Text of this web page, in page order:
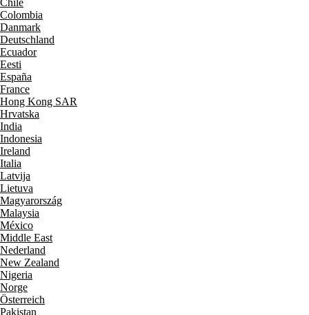
Chile
Colombia
Danmark
Deutschland
Ecuador
Eesti
España
France
Hong Kong SAR
Hrvatska
India
Indonesia
Ireland
Italia
Latvija
Lietuva
Magyarország
Malaysia
México
Middle East
Nederland
New Zealand
Nigeria
Norge
Österreich
Pakistan